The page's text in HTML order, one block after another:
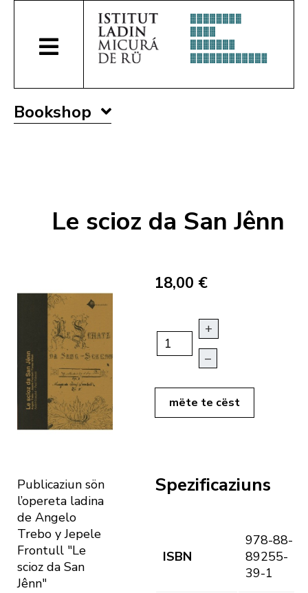
Bookshop
Le scioz da San Jênn
Publicaziun sön
l’opereta ladina
de Angelo
Trebo y Jepele
Frontull "Le
scioz da San
Jênn"
18,00 €
+
–
mëte te cëst
Spezificaziuns
ISBN
978-88-
89255-
39-1